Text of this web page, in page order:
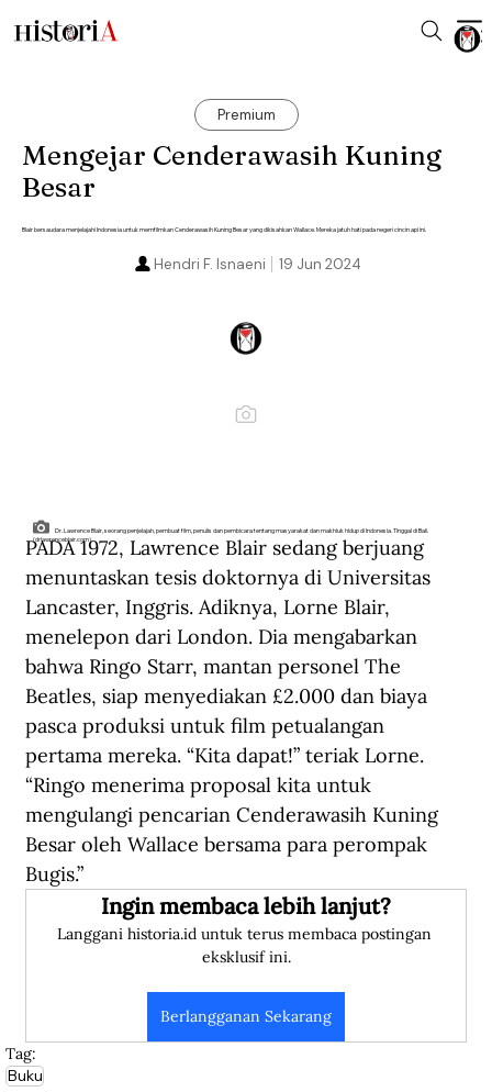
Premium
Mengejar Cenderawasih Kuning
Besar
Blair bersaudara menjelajahi Indonesia untuk memfilmkan Cenderawasih Kuning Besar yang dikisahkan Wallace. Mereka jatuh hati pada negeri cincin api ini.
19 Jun 2024
Hendri F. Isnaeni
Dr. Lawrence Blair, seorang penjelajah, pembuat film, penulis dan pembicara tentang masyarakat dan makhluk hidup di Indonesia. Tinggal di Bali.
(drlawrenceblair.com).
PADA 1972, Lawrence Blair sedang berjuang
menuntaskan tesis doktornya di Universitas
Lancaster, Inggris. Adiknya, Lorne Blair,
menelepon dari London. Dia mengabarkan
bahwa Ringo Starr, mantan personel The
Beatles, siap menyediakan £2.000 dan biaya
pasca produksi untuk film petualangan
pertama mereka. “Kita dapat!” teriak Lorne.
“Ringo menerima proposal kita untuk
mengulangi pencarian Cenderawasih Kuning
Besar oleh Wallace bersama para perompak
Bugis.”
Ingin membaca lebih lanjut?
Langgani historia.id untuk terus membaca postingan
eksklusif ini.
Berlangganan Sekarang
Tag:
Buku